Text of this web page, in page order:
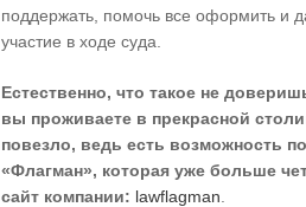
поддержать, помочь все оформить и
участие в ходе суда.
Естественно, что такое не
вы проживаете в прекрасной
повезло, ведь есть возможность
«Флагман», которая уже больше
сайт компании: lawflagman